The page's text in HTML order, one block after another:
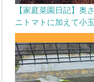
【家庭菜園日記】奥
ニトマトに加えて小